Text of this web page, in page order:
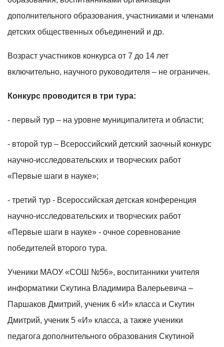
дополнительного образования, участниками и членами
детских общественных объединений и др.
Возраст участников конкурса от 7 до 14 лет
включительно, научного руководителя – не ограничен.
Конкурс проводится в три тура:
- первый тур – на уровне муниципалитета и области;
- второй тур – Всероссийский детский заочный конкурс
научно-исследовательских и творческих работ
«Первые шаги в науке»;
- третий тур - Всероссийская детская конференция
научно-исследовательских и творческих работ
«Первые шаги в науке» - очное соревнование
победителей второго тура.
Ученики МАОУ «СОШ №56», воспитанники учителя
информатики Скутина Владимира Валерьевича –
Паршаков Дмитрий, ученик 6 «И» класса и Скутин
Дмитрий, ученик 5 «И» класса, а также ученики
педагога дополнительного образования Скутиной